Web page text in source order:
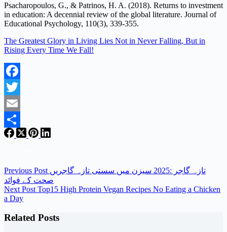
Psacharopoulos, G., & Patrinos, H. A. (2018). Returns to investment
in education: A decennial review of the global literature. Journal of
Educational Psychology, 110(3), 339-355.
The Greatest Glory in Living Lies Not in Never Falling, But in
Rising Every Time We Fall!
Facebook
Twitter
Email
Share
Previous Post تازہ گاجر :2025 سیزن میں سستی تازہ گاجریں
صحت کے فوائد
Next Post Top15 High Protein Vegan Recipes No Eating a Chicken
a Day
Related Posts